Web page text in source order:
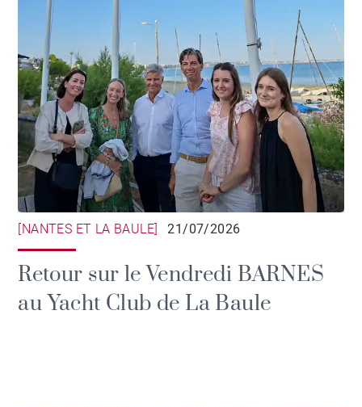
[NANTES ET LA BAULE] 21/07/2026
Retour sur le Vendredi BARNES
au Yacht Club de La Baule